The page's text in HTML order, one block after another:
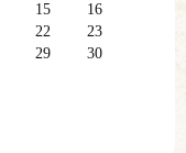
15
16
22
23
29
30